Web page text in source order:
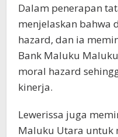
Dalam penerapan
menjelaskan bahwa
hazard, dan ia
Bank Maluku
moral hazard
kinerja.
Lewerissa juga
Maluku Utara untuk